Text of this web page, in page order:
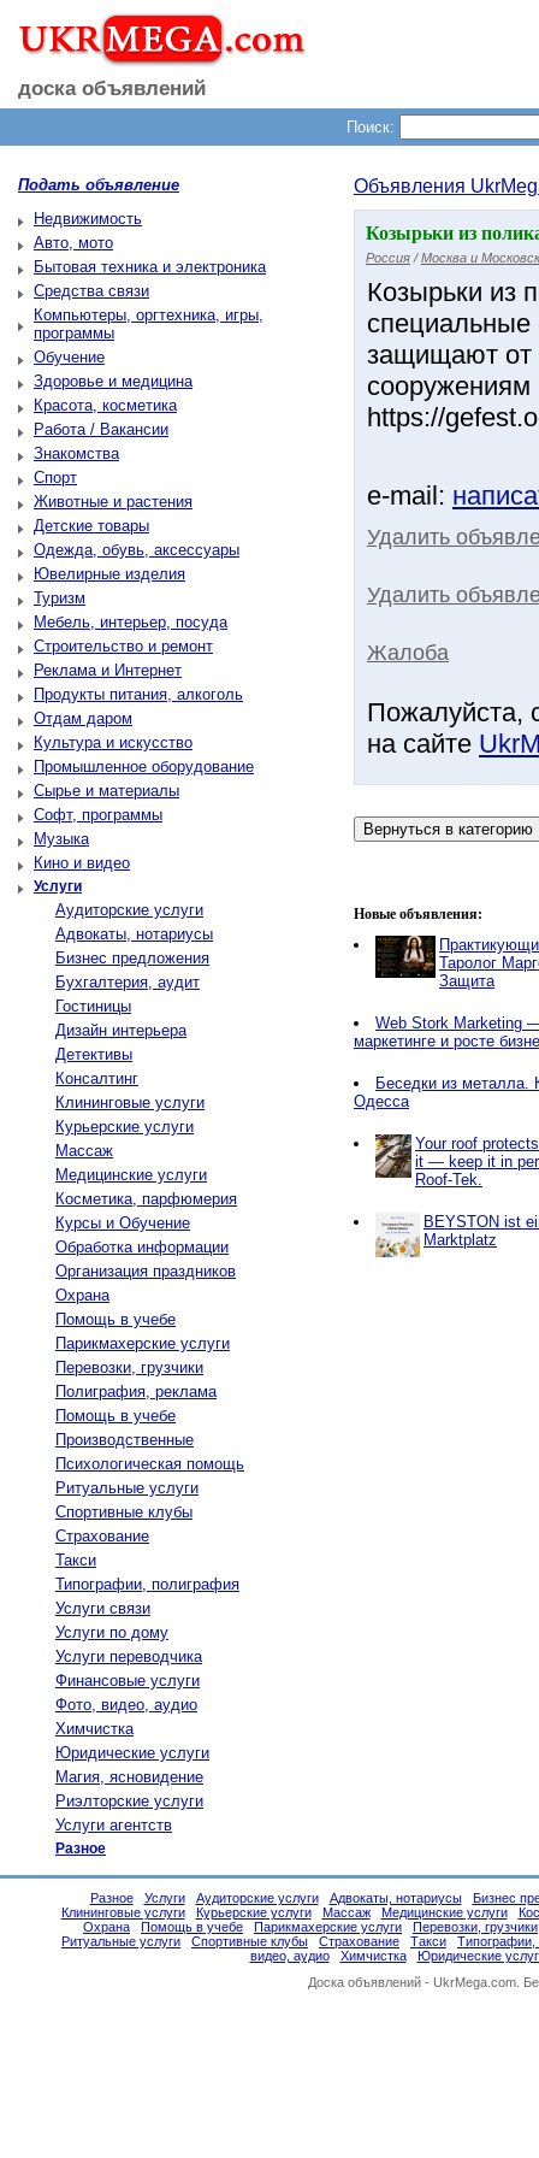
доска объявлений
Поиск:
Подать объявление
Недвижимость
Авто, мото
Бытовая техника и электроника
Средства связи
Компьютеры, оргтехника, игры,
программы
Обучение
Здоровье и медицина
Красота, косметика
Работа / Вакансии
Знакомства
Спорт
Животные и растения
Детские товары
Одежда, обувь, аксессуары
Ювелирные изделия
Туризм
Мебель, интерьер, посуда
Строительство и ремонт
Реклама и Интернет
Продукты питания, алкоголь
Отдам даром
Культура и искусство
Промышленное оборудование
Сырье и материалы
Софт, программы
Музыка
Кино и видео
Услуги
Аудиторские услуги
Адвокаты, нотариусы
Бизнес предложения
Бухгалтерия, аудит
Гостиницы
Дизайн интерьера
Детективы
Консалтинг
Клининговые услуги
Курьерские услуги
Массаж
Медицинские услуги
Косметика, парфюмерия
Курсы и Обучение
Обработка информации
Организация праздников
Охрана
Помощь в учебе
Парикмахерские услуги
Перевозки, грузчики
Полиграфия, реклама
Помощь в учебе
Производственные
Психологическая помощь
Ритуальные услуги
Спортивные клубы
Страхование
Такси
Типографии, полиграфия
Услуги связи
Услуги по дому
Услуги переводчика
Финансовые услуги
Фото, видео, аудио
Химчистка
Юридические услуги
Магия, ясновидение
Риэлторские услуги
Услуги агентств
Разное
Объявления
Козырьки из
Россия /Москва и
Козырьки из
специальные
защищают от
сооружениям
https://
e-mail:
Удалить
Удалить
Жалоба
Пожалуйста,
на сайте
Новые объявления:
Таролог
Защита
Web Stork Marketing
маркетинге и росте
Беседки из металла.
Одесса
Your roof
it — keep it in
Roof-Tek.
BEYSTON ist
Marktplatz
Разное Услуги Аудиторские услуги Адвокаты, нотариусы
Бизнес
Клининговые услуги
Курьерские услуги Массаж Медицинские услуги
Охрана
Помощь в учебе Парикмахерские услуги
Перевозки, грузчики
Ритуальные услуги
Спортивные клубы Страхование Такси
Типографии,
видео, аудио
Химчистка
Юридические
Доска объявлений - UkrMega.com.